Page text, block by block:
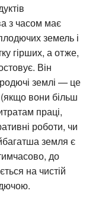
з часом має
земель і
гірших, а отже,
Він
землі — це
(якщо вони більш
праці,
роботи, чи
земля є
до
на чистій